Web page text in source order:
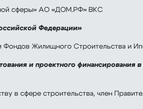
сферы» АО «ДОМ.РФ» ВКС
Федерации»
Жилищного Строительства и
и проектного финансирования
в сфере строительства, член